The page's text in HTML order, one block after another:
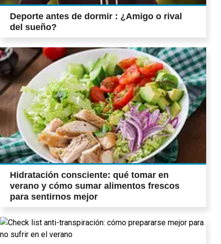
Deporte antes de dormir : ¿Amigo o rival
del sueño?
Hidratación consciente: qué tomar en
verano y cómo sumar alimentos frescos
para sentirnos mejor